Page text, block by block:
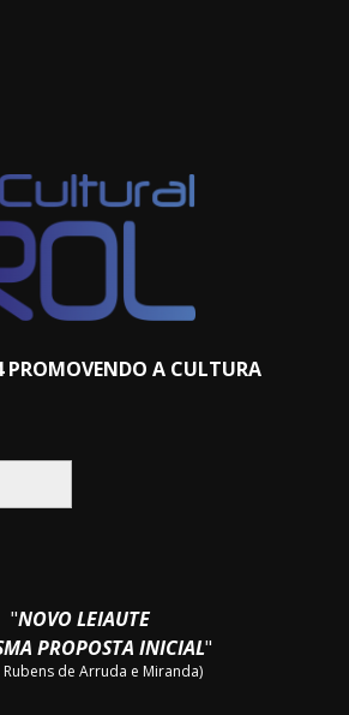
PROMOVENDO A CULTURA
"NOVO LEIAUTE
PROPOSTA INICIAL"
de Arruda e Miranda)